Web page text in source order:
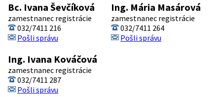
Bc. Ivana Ševčíková
zamestnanec registrácie
032/7411 216
Pošli správu
Ing. Mária Masárová
zamestnanec registrácie
032/7411 264
Pošli správu
Ing. Ivana Kováčová
zamestnanec registrácie
032/7411 287
Pošli správu